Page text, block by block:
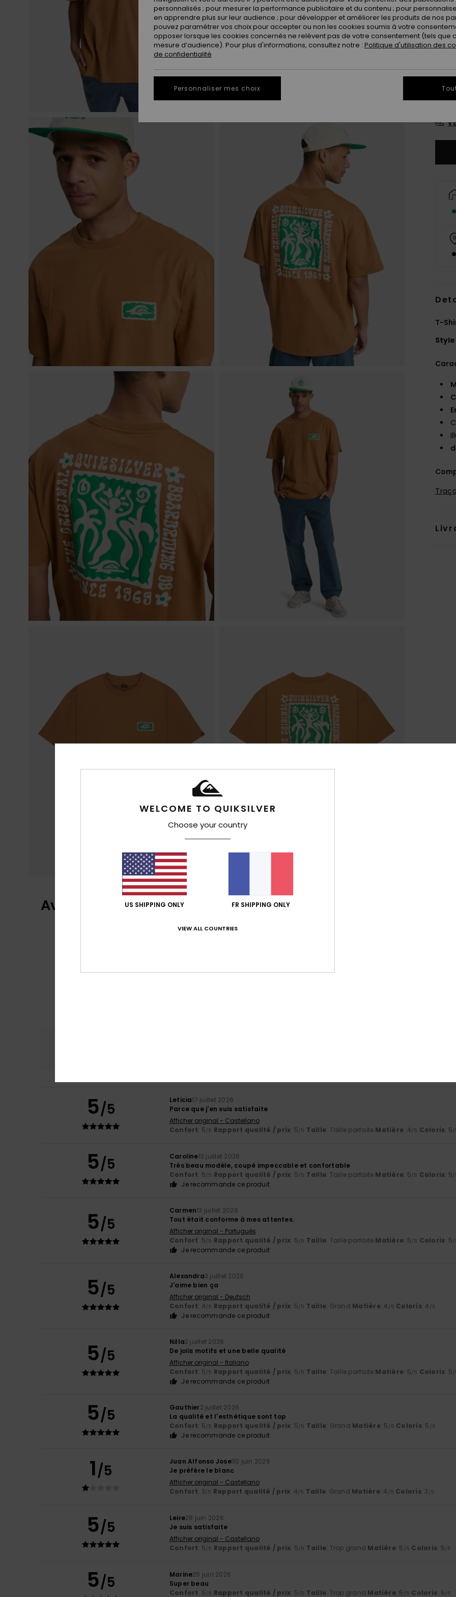
T-
Style
Avis clients
4.6
5/5 Leticia17 juillet 2026
Parce que j'en suis satisfaite
Afficher original - Castellano
Confort: 5/5 Rapport qualité / prix: 5/5 Taille: Taille parfaite Matière: 4/5 Coloris: 5/
5/5 Caroline13 juillet 2026
Très beau modèle, coupé impeccable et confortable
Confort: 5/5 Rapport qualité / prix: 5/5 Taille: Taille parfaite Matière: 5/5 Coloris: 5/
Je recommande ce produit
5/5
Carmen13 juillet 2026
Tout était conforme à mes attentes.
Afficher original - Português
Confort: 5/5 Rapport qualité / prix: 5/5 Taille: Taille parfaite Matière: 5/5 Coloris: 5/
Je recommande ce produit
5/5
Alexandra3 juillet 2026
J'aime bien ça
Afficher original - Deutsch
Confort: 4/5 Rapport qualité / prix: 5/5 Taille: Grand Matière: 4 /5 Coloris: 4 /5
Je recommande ce produit
5/5
Nilla2 juillet 2026
De jolis motifs et une belle qualité
Afficher original - Italiano
Confort: 5/5 Rapport qualité / prix: 5/5 Taille: Taille parfaite Matière: 5/5 Coloris: 5/
Je recommande ce produit
5/5 Gauthier2 juillet 2026
La qualité et l'esthétique sont top
Confort: 5/5 Rapport qualité / prix: 5/5 Taille: Grand Matière: 5 /5 Coloris: 5 /5
Je recommande ce produit
1/5 Juan Alfonso Jose30 juin 2026
Je préfère le blanc
Afficher original - Castellano
Confort: 3/5 Rapport qualité / prix: 4/5 Taille: Grand Matière: 4 /5 Coloris: 3 /5
5/5 Leire28 juin 2026
Je suis satisfaite
Afficher original - Castellano
Confort: 5/5 Rapport qualité / prix: 5/5 Taille: Trop grand Matière: 5 /5 Coloris: 5/5
5/5 Marine25 juin 2026
Super beau
Confort: 5/5 Rapport qualité / prix: 5/5 Taille: Trop grand Matière: 5 /5 Coloris: 5/5
WELCOME TO QUIKSILVER
Choose your country
US SHIPPING ONLY FR SHIPPING ONLY
VIEW ALL COUNTRIES
personnalisés ; pour mesurer la performance publicitaire et du contenu ; pour
en apprendre plus sur leur audience ; pour développer et améliorer les produits de nos
pouvez paramétrer vos choix pour accepter ou non les cookies soumis à votre
opposer lorsque les cookies concernés ne relèvent pas de votre consentement (tels que
mesure d’audience). Pour plus d'informations, consultez notre : Politique d'utilisation des
de confidentialité
Personnaliser mes choix